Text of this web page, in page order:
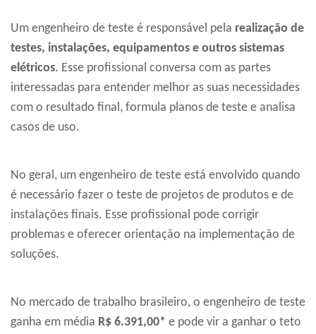
Um engenheiro de teste é responsável pela realização de
testes, instalações, equipamentos e outros sistemas
elétricos. Esse profissional conversa com as partes
interessadas para entender melhor as suas necessidades
com o resultado final, formula planos de teste e analisa
casos de uso.
No geral, um engenheiro de teste está envolvido quando
é necessário fazer o teste de projetos de produtos e de
instalações finais. Esse profissional pode corrigir
problemas e oferecer orientação na implementação de
soluções.
No mercado de trabalho brasileiro, o engenheiro de teste
ganha em média R$ 6.391,00* e pode vir a ganhar o teto